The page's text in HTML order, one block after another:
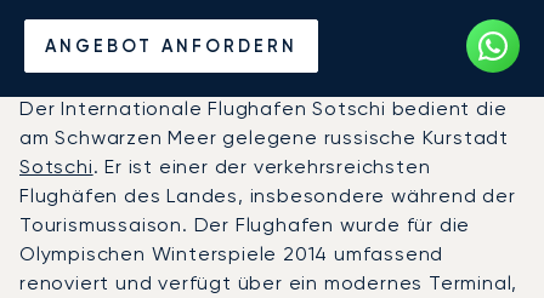
ANGEBOT ANFORDERN
Privatjet chartern zum
Flughafen Sotschi
Der Internationale Flughafen Sotschi bedient die
am Schwarzen Meer gelegene russische Kurstadt
Sotschi. Er ist einer der verkehrsreichsten
Flughäfen des Landes, insbesondere während der
Tourismussaison. Der Flughafen wurde für die
Olympischen Winterspiele 2014 umfassend
renoviert und verfügt über ein modernes Terminal,